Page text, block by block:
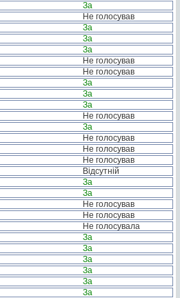
За
Не голосував
За
За
За
Не голосував
Не голосував
За
За
За
Не голосував
За
Не голосував
Не голосував
Не голосував
Відсутній
За
За
Не голосував
Не голосував
Не голосувала
За
За
За
За
За
За